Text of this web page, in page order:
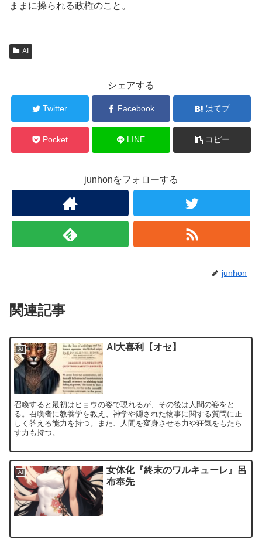
ままに操られる政権のこと。
AI
シェアする
Twitter Facebook はてブ
Pocket LINE コピー
junhonをフォローする
junhon
関連記事
AI AI大喜利【オセ】
召喚すると最初はヒョウの姿で現れるが、その後は人間の姿をと
る。召喚者に教養学を教え、神学や隠された物事に関する質問に正
しく答える能力を持つ。また、人間を変身させる力や狂気をもたら
す力も持つ。
AI
女体化『終末のワルキューレ』呂
布奉先